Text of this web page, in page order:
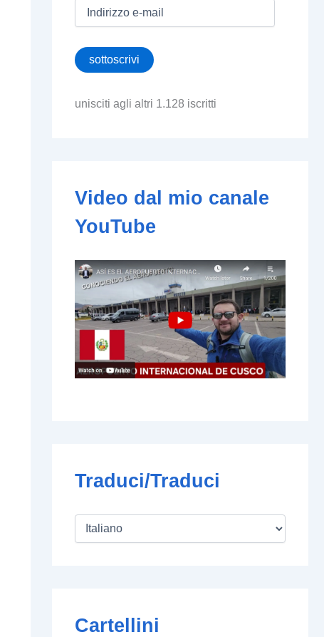
r
z
i
sottoscrivi
unisciti agli altri 1.128 iscritti
Video dal mio canale
YouTube
Traduci/Traduci
Cartellini